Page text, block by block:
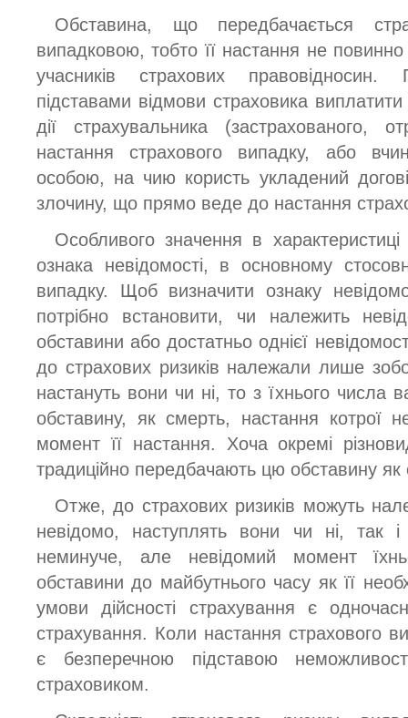
Обставина, що передбачається
випадковою, тобто її настання не повинно
учасників страхових
підставами відмови страховика
дії страхувальника (застрахованого,
настання страхового випадку, або
особою, на чию користь укладений
злочину, що прямо веде до настання
Особливого значення в
ознака невідомості, в основному
випадку. Щоб визначити ознаку
потрібно встановити, чи належить
обставини або достатньо однієї
до страхових ризиків належали лише
настануть вони чи ні, то з їхнього числа
обставину, як смерть, настання котрої
момент її настання. Хоча окремі
традиційно передбачають цю обставину як
Отже, до страхових ризиків можуть
невідомо, наступлять вони чи ні, так
неминуче, але невідомий момент
обставини до майбутнього часу як її
умови дійсності страхування є
страхування. Коли настання страхового
є безперечною підставою
страховиком.